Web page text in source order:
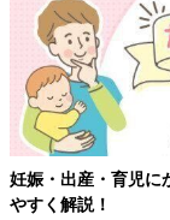
わかり
【ワ